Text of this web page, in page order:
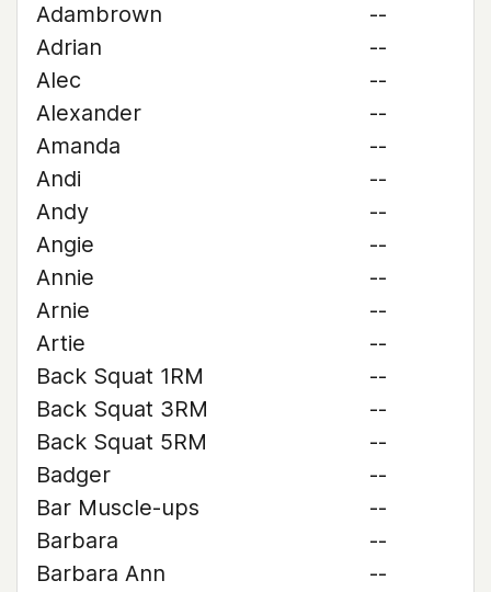
Adambrown
--
Adrian
--
Alec
--
Alexander
--
Amanda
--
Andi
--
Andy
--
Angie
--
Annie
--
Arnie
--
Artie
--
Back Squat 1RM
--
Back Squat 3RM
--
Back Squat 5RM
--
Badger
--
Bar Muscle-ups
--
Barbara
--
Barbara Ann
--